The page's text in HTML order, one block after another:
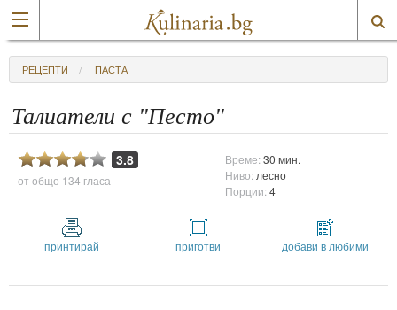
РЕЦЕПТИ ПАСТА
Талиатели с "Песто"
3.8
от общо 134 гласа
Време:30 мин.
Ниво: лесно
Порции:4
принтирай приготви добави в любими